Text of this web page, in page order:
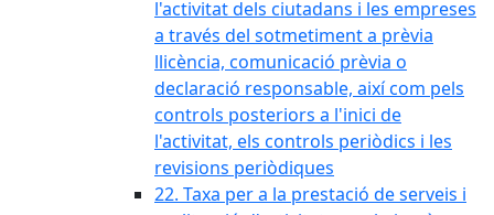
l'activitat dels ciutadans i les empreses
a través del sotmetiment a prèvia
llicència, comunicació prèvia o
declaració responsable, així com pels
controls posteriors a l'inici de
l'activitat, els controls periòdics i les
revisions periòdiques
22. Taxa per a la prestació de serveis i